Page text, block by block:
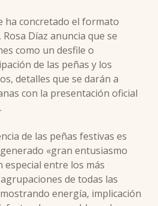
ha concretado el formato
Díaz anuncia que se
como un desfile o
de las peñas y los
detalles que se darán a
con la presentación oficial
de las peñas festivas es
«gran entusiasmo
especial entre los más
de todas las
energía, implicación